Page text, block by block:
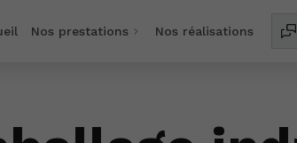
Nos prestations Nos réalisations